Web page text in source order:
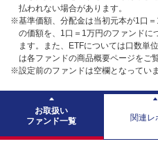
払われない場合があります。
※基準価額、分配金は当初元本が1口
の価額を、1口＝1万円のファンドに
ます。また、ETFについては口数単
は各ファンドの商品概要ページをご
※設定前のファンドは空欄となっていま
お取扱い
ファンド一覧
関連レ